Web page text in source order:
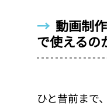
→ 動画制
で使えるの
ひと昔前まで